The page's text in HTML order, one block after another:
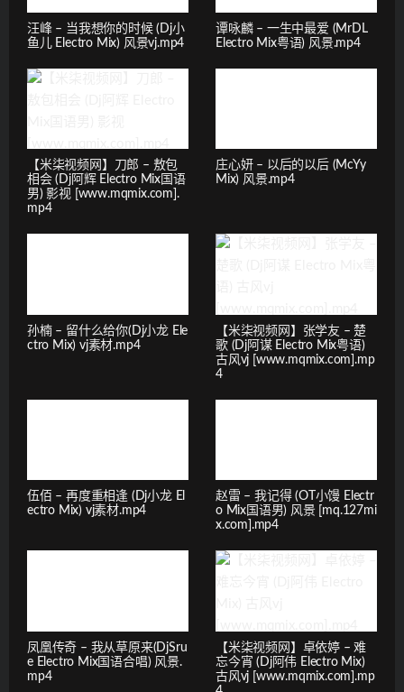
汪峰 – 当我想你的时候 (Dj小
鱼儿 Electro Mix) 风景vj.mp4
谭咏麟 – 一生中最爱 (MrDL
Electro Mix粤语) 风景.mp4
【米柒视频网】刀郎 – 敖包
相会 (Dj阿辉 Electro Mix国语
男) 影视 [www.mqmix.com].
mp4
庄心妍 – 以后的以后 (McYy
Mix) 风景.mp4
孙楠 – 留什么给你(Dj小龙 Ele
ctro Mix) vj素材.mp4
【米柒视频网】张学友 – 楚
歌 (Dj阿谋 Electro Mix粤语)
古风vj [www.mqmix.com].mp
4
伍佰 – 再度重相逢 (Dj小龙 El
ectro Mix) vj素材.mp4
赵雷 – 我记得 (OT小馒 Electr
o Mix国语男) 风景 [mq.127mi
x.com].mp4
凤凰传奇 – 我从草原来(DjSru
e Electro Mix国语合唱) 风景.
mp4
【米柒视频网】卓依婷 – 难
忘今宵 (Dj阿伟 Electro Mix)
古风vj [www.mqmix.com].mp